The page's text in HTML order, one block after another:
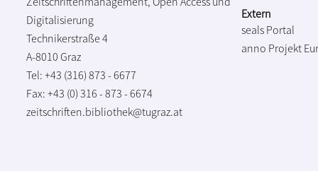
Digitalisierung
Technikerstraße 4
A-8010 Graz
Tel: +43 (316) 873 - 6677
Fax: +43 (0) 316 - 873 - 6674
zeitschriften.bibliothek@tugraz.at
Extern
seals Portal
anno Projekt